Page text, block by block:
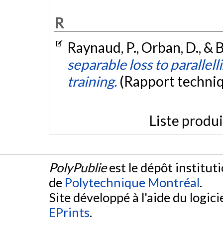
R
Raynaud, P., Orban, D., &
separable loss to
training. (Rapport
Liste
PolyPublieest le dépôt
de Polytechnique Montréal.
Site développé à l'aide du
EPrints.